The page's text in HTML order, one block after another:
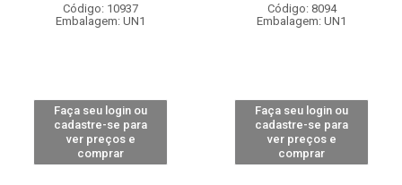
Código: 10937
Embalagem: UN1
Faça seu login ou
cadastre-se para
ver preços e
comprar
Código: 8094
Embalagem: UN1
Faça seu login ou
cadastre-se para
ver preços e
comprar